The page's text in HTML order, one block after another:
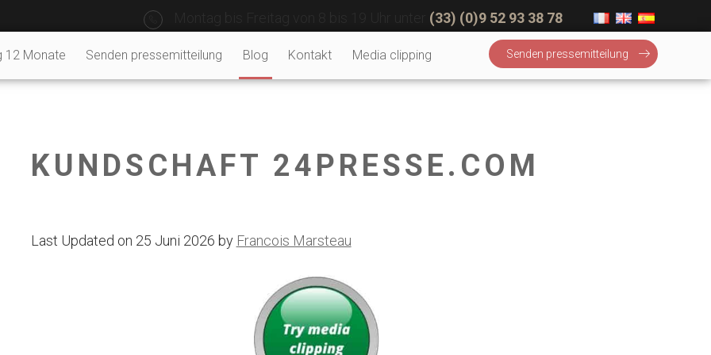
(33) (0)9 52 93 38 78
12 Monate Senden pressemitteilung Blog Kontakt Media clipping Senden pressemitteilung
KUNDSCHAFT 24PRESSE.COM
Last Updated on 25 Juni 2026 by Francois Marsteau